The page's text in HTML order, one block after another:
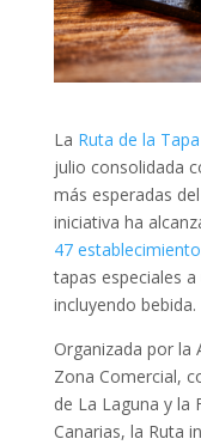
La Ruta de la
julio consolidada
más esperadas
iniciativa ha
47
tapas especiales
incluyendo bebida.
Organizada por la
Zona Comercial,
de La Laguna y la
Canarias, la Ruta